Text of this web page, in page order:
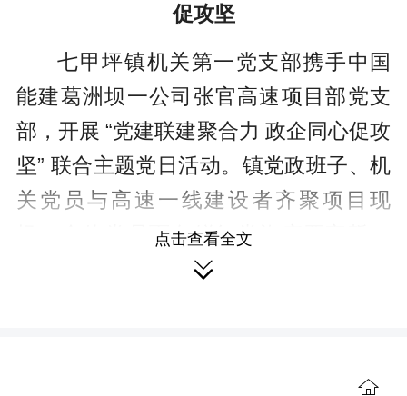
促攻坚
七甲坪镇机关第一党支部携手中国
能建葛洲坝一公司张官高速项目部党支
部，开展 “党建联建聚合力 政企同心促攻
坚” 联合主题党日活动。镇党政班子、机
关党员与高速一线建设者齐聚项目现
场，全体党员面向鲜红党旗庄严宣誓，
铿锵誓词叩问初心、砥砺担当，进一步
点击查看全文
